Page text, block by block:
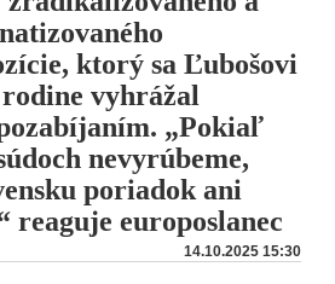
ktorý sa Ľubošovi
vyhrážal
„Pokiaľ
nevyrúbeme,
poriadok ani
reaguje europoslanec
14.10.2025 15:30